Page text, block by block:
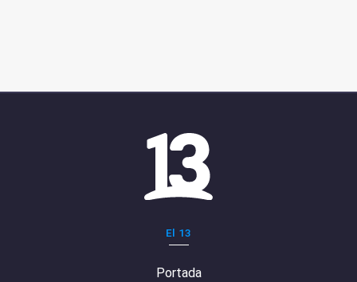
El 13
Portada